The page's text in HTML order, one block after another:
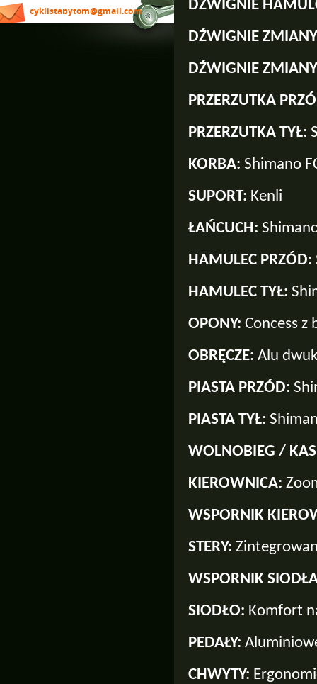
cyklistabytom@gmail.com
DŹWIGNIE
DŹWIGNIE
DŹWIGNIE
PRZERZUTKA
PRZERZUTKA TYŁ:
KORBA: Shimano
SUPORT: Kenli
ŁAŃCUCH:
HAMULEC PRZÓD:
HAMULEC TYŁ:
OPONY: Concess z
OBRĘCZE: Alu
PIASTA PRZÓD:
PIASTA TYŁ:
WOLNOBIEG /
KIEROWNICA:
WSPORNIK
STERY:
WSPORNIK
SIODŁO: Komfort
PEDAŁY:
CHWYTY: